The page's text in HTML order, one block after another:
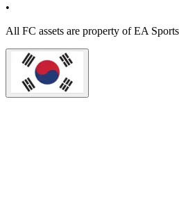
•
All FC assets are property of EA